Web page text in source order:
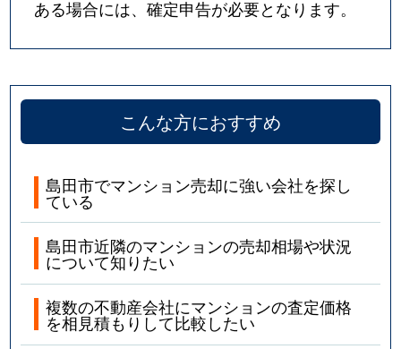
ある場合には、確定申告が必要となります。
こんな方におすすめ
島田市でマンション売却に強い会社を探し
ている
島田市近隣のマンションの売却相場や状況
について知りたい
複数の不動産会社にマンションの査定価格
を相見積もりして比較したい